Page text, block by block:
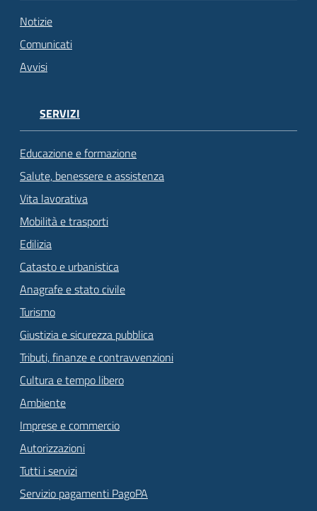
Notizie
Comunicati
Avvisi
SERVIZI
Educazione e formazione
Salute, benessere e assistenza
Vita lavorativa
Mobilità e trasporti
Edilizia
Catasto e urbanistica
Anagrafe e stato civile
Turismo
Giustizia e sicurezza pubblica
Tributi, finanze e contravvenzioni
Cultura e tempo libero
Ambiente
Imprese e commercio
Autorizzazioni
Tutti i servizi
Servizio pagamenti PagoPA